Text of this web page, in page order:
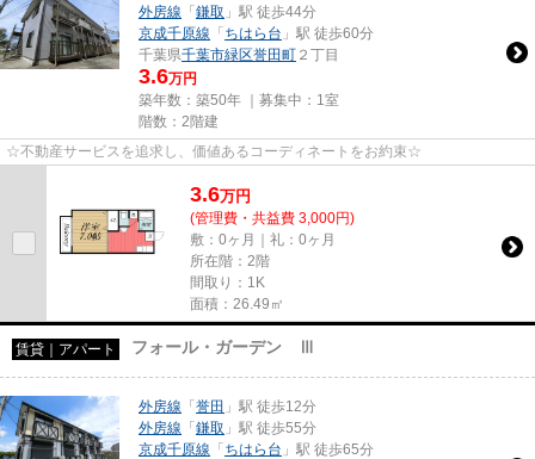
外房線 「鎌取 」駅 徒歩44分
京成千原線 「ちはら台 」駅 徒歩60分
千葉県千葉市緑区誉田町 ２丁目
3.6万円
築年数：築50年 ｜募集中： 1室
階数：2階建
☆不動産サービスを追求し、価値あるコーディネートをお約束☆
3.6万円
(管理費・共益費 3,000円)
敷：0ヶ月｜礼：0ヶ月
所在階：2階
間取り：1K
面積：26.49㎡
賃貸｜アパート フォール・ガーデン Ⅲ
外房線 「誉田 」駅 徒歩12分
外房線 「鎌取 」駅 徒歩55分
京成千原線 「ちはら台 」駅 徒歩65分